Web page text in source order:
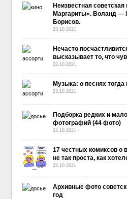
Неизвестная
Маргариты». Воланд —
Борисов.
23.10.2021
Нечасто
высказывает то, что
23.10.2021
Музыка: о песнях тогда
23.10.2021
Подборка редких и
фотографий (44 фото)
22.10.2021 -
17 честных комиксов о
не так проста, как
22.10.2021
Архивные фото
год